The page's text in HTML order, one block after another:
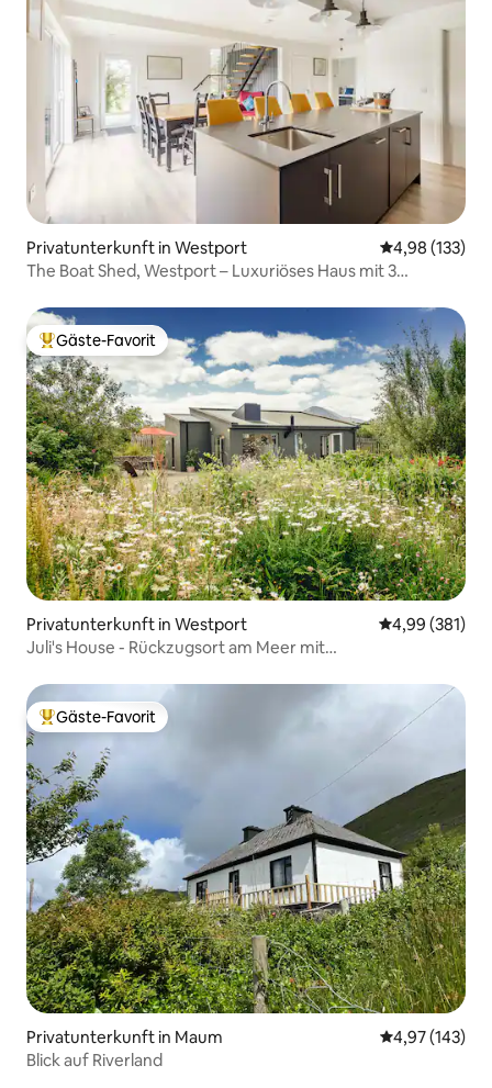
Privatunterkunft in Westport
4,98 (133)
The Boat Shed, Westport – Luxuriöses Haus mit 3
Beliebter Gäste-Favorit.
Gäste-Favorit
Privatunterkunft in Westport
4,99 (381)
Juli's House - Rückzugsort am Meer mit
Beliebter Gäste-Favorit.
Gäste-Favorit
Privatunterkunft in Maum
4,97 (143)
Blick auf Riverland